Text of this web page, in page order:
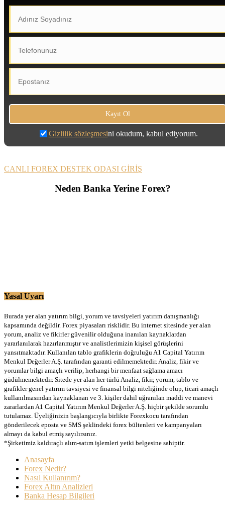
Gizlilik sözleşmesini okudum, kabul ediyorum.
CANLI FOREX DESTEK ODASI GİRİŞ
Neden Banka Yerine Forex?
Yasal Uyarı
Burada yer alan yatırım bilgi, yorum ve tavsiyeleri yatırım danışmanlığı
kapsamında değildir. Forex piyasaları risklidir. Bu internet sitesinde yer alan
yorum, analiz ve fikirler güvenilir olduğuna inanılan kaynaklardan
yararlanılarak hazırlanmıştır ve analistlerimizin kişisel görüşlerini
yansıtmaktadır. Kullanılan tablo grafiklerin doğruluğu A1 Capital Yatırım
Menkul Değerler A.Ş. tarafından garanti edilmemektedir. Analiz, fikir ve
yorumlar bilgi amaçlı verilip, herhangi bir menfaat sağlama amacı
güdülmemektedir. Sitede yer alan her türlü Analiz, fikir, yorum, tablo ve
grafikler genel yatırım tavsiyesi ve finansal bilgi niteliğinde olup, ticari amaçlı
kullanılmasından kaynaklanan ve 3. kişiler dahil uğranılan maddi ve manevi
zararlardan A1 Capital Yatırım Menkul Değerler A.Ş. hiçbir şekilde sorumlu
tutulamaz. Üyeliğinizin başlangıcıyla birlikte Forexkocu tarafından
gönderilecek eposta ve SMS şeklindeki forex bültenleri ve kampanyaları
almayı da kabul etmiş sayılırsınız.
*Şirketimiz kaldıraçlı alım-satım işlemleri yetki belgesine sahiptir.
Anasayfa
Forex Nedir?
Nasıl Kullanırım?
Forex Altın Analizleri
Banka Hesap Bilgileri